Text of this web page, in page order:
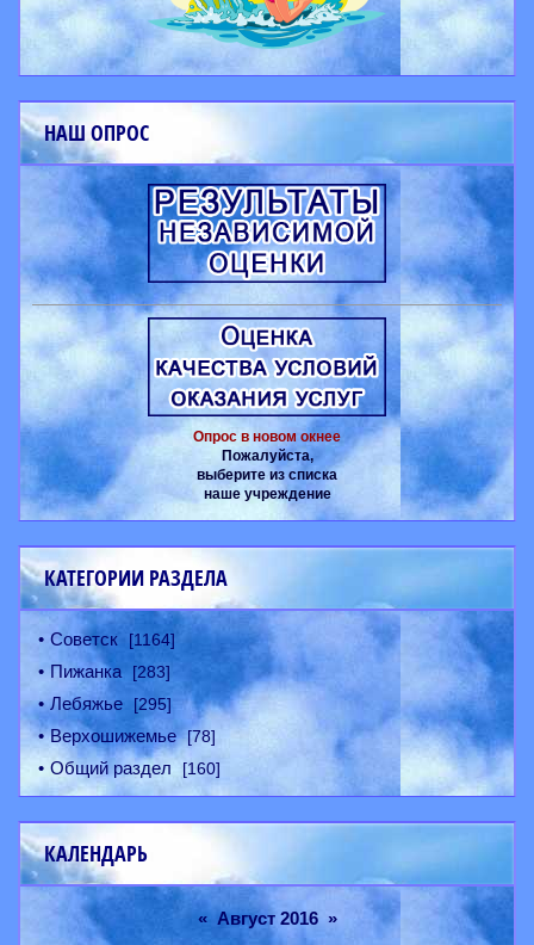
НАШ ОПРОС
Опрос в новом окнее
Пожалуйста,
выберите из списка
наше учреждение
КАТЕГОРИИ РАЗДЕЛА
Советск [1164]
Пижанка [283]
Лебяжье [295]
Верхошижемье [78]
Общий раздел [160]
КАЛЕНДАРЬ
« Август 2016 »